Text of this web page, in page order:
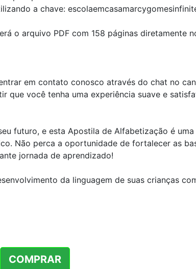
a chave:
o arquivo PDF com 158 páginas diretamente
em contato conosco através do chat no
que você tenha uma experiência suave e
futuro, e esta Apostila de Alfabetização é
Não perca a oportunidade de fortalecer as
jornada de aprendizado!
da linguagem de suas crianças
COMPRAR